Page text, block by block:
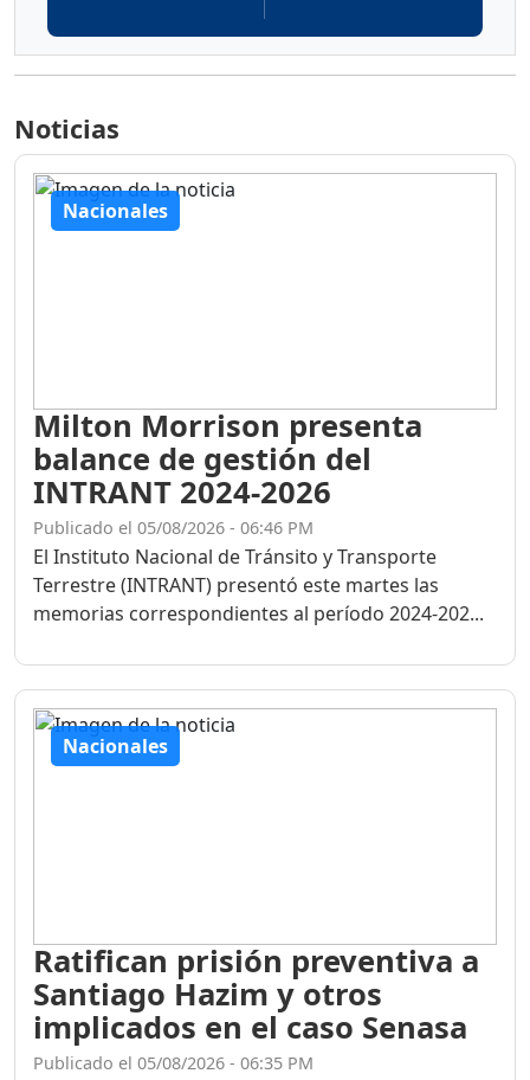
Noticias
Nacionales
Milton Morrison presenta
balance de gestión del
INTRANT 2024-2026
Publicado el 05/08/2026 - 06:46 PM
El Instituto Nacional de Tránsito y Transporte
Terrestre (INTRANT) presentó este martes las
memorias correspondientes al período 2024-202...
Nacionales
Ratifican prisión preventiva a
Santiago Hazim y otros
implicados en el caso Senasa
Publicado el 05/08/2026 - 06:35 PM